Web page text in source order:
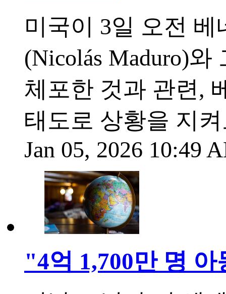
미국이 3일 오전
(Nicolás Maduro)
체포한 것과 관련,
태도로 상황을 지
Jan 05, 2026 10:49
"4억 1,700만 명